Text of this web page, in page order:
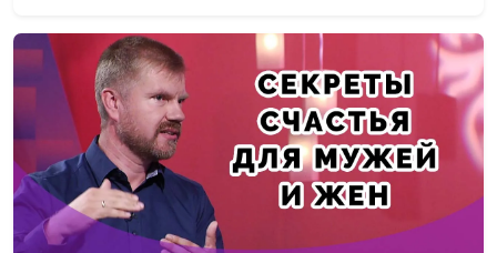
консультант по
семейным
взаимоотношениям
Абьюзеры и тираны:
особенности мышления
Мария Мараханова,
Александр Сахаров,
священнослужитель,
психолог,
консультант по
#650